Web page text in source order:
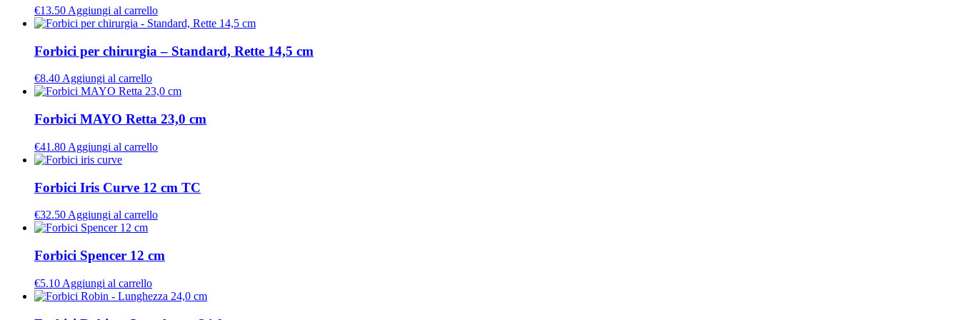
€13.50 Aggiungi al carrello
Forbici per chirurgia – Standard, Rette 14,5 cm
€8.40Aggiungi al carrello
Forbici MAYO Retta 23,0 cm
€41.80 Aggiungi al carrello
Forbici Iris Curve 12 cm TC
€32.50 Aggiungi al carrello
Forbici Spencer 12 cm
€5.10 Aggiungi al carrello